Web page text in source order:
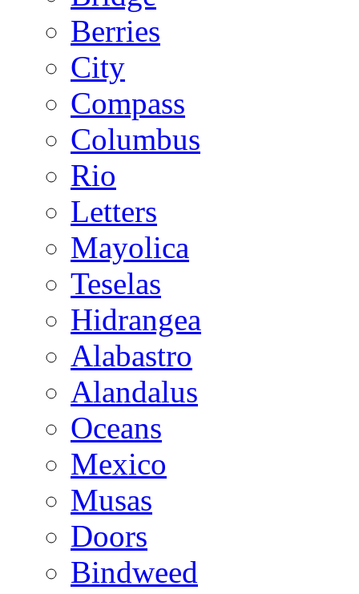
Berries
City
Compass
Columbus
Rio
Letters
Mayolica
Teselas
Hidrangea
Alabastro
Alandalus
Oceans
Mexico
Musas
Doors
Bindweed